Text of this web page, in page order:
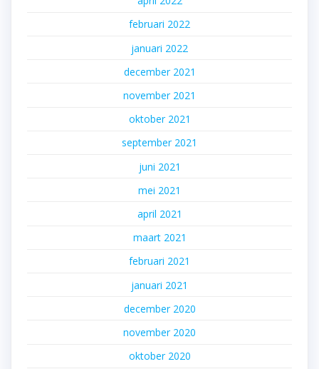
februari 2022
januari 2022
december 2021
november 2021
oktober 2021
september 2021
juni 2021
mei 2021
april 2021
maart 2021
februari 2021
januari 2021
december 2020
november 2020
oktober 2020